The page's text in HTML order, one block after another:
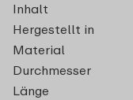
Inhalt
Hergestellt in
Material
Durchmesser
Länge